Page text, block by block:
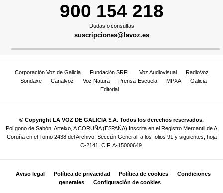
900 154 218
Dudas o consultas
suscripciones@lavoz.es
Corporación Voz de Galicia Fundación SRFL Voz Audiovisual
RadioVoz
Sondaxe
Canalvoz Voz Natura Prensa-Escuela MPXA
Galicia
Editorial
© Copyright LA VOZ DE GALICIA S.A. Todos los derechos reservados.
Polígono de Sabón, Arteixo, A CORUÑA (ESPAÑA) Inscrita en el Registro Mercantil de A
Coruña en el Tomo 2438 del Archivo, Sección General, a los folios 91 y siguientes, hoja
C-2141. CIF: A-15000649.
Aviso legal Política de privacidad Política de cookies
Condiciones
generales
Configuración de cookies